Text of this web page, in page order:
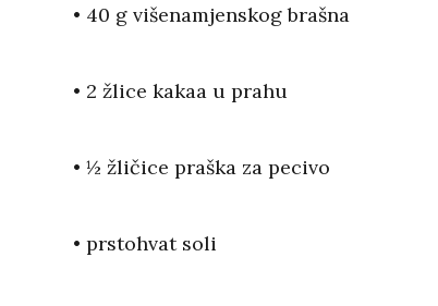
• 40 g višenamjenskog brašna
• 2 žlice kakaa u prahu
• ½ žličice praška za pecivo
• prstohvat soli